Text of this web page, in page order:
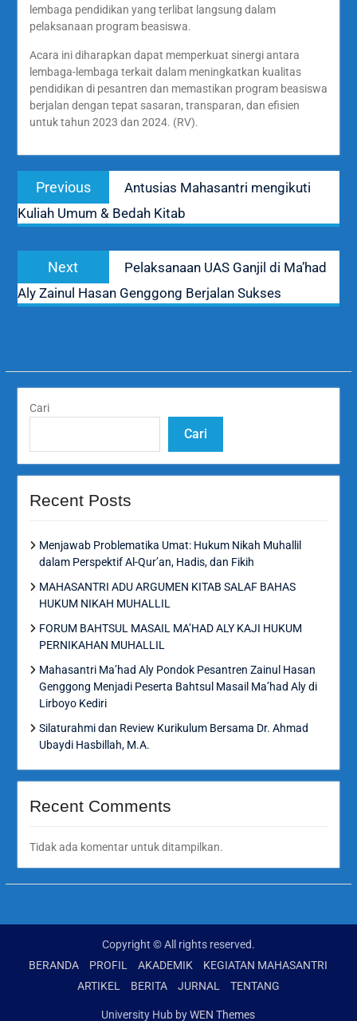
lembaga pendidikan yang terlibat langsung dalam
pelaksanaan program beasiswa.
Acara ini diharapkan dapat memperkuat sinergi antara
lembaga-lembaga terkait dalam meningkatkan kualitas
pendidikan di pesantren dan memastikan program beasiswa
berjalan dengan tepat sasaran, transparan, dan efisien
untuk tahun 2023 dan 2024. (RV).
Navigasi
posPrevious
Previous
post:
Antusias Mahasantri mengikuti
Kuliah Umum & Bedah Kitab
Next
Next
post:
Pelaksanaan UAS Ganjil di Ma’had
Aly Zainul Hasan Genggong Berjalan Sukses
Cari
Cari
Recent Posts
Menjawab Problematika Umat: Hukum Nikah Muhallil
dalam Perspektif Al-Qur’an, Hadis, dan Fikih
MAHASANTRI ADU ARGUMEN KITAB SALAF BAHAS
HUKUM NIKAH MUHALLIL
FORUM BAHTSUL MASAIL MA’HAD ALY KAJI HUKUM
PERNIKAHAN MUHALLIL
Mahasantri Ma’had Aly Pondok Pesantren Zainul Hasan
Genggong Menjadi Peserta Bahtsul Masail Ma’had Aly di
Lirboyo Kediri
Silaturahmi dan Review Kurikulum Bersama Dr. Ahmad
Ubaydi Hasbillah, M.A.
Recent Comments
Tidak ada komentar untuk ditampilkan.
Copyright © All rights reserved.
BERANDA
PROFIL AKADEMIK
KEGIATAN MAHASANTRI
ARTIKEL
BERITA JURNAL TENTANG
University Hub byWEN Themes